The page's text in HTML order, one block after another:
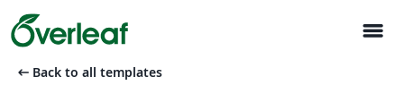
menu
arrow_left_alt Back to all templates